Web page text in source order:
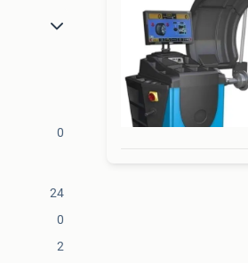
0
24
0
2